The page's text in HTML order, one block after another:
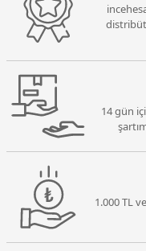
14 gün
1.000 TL